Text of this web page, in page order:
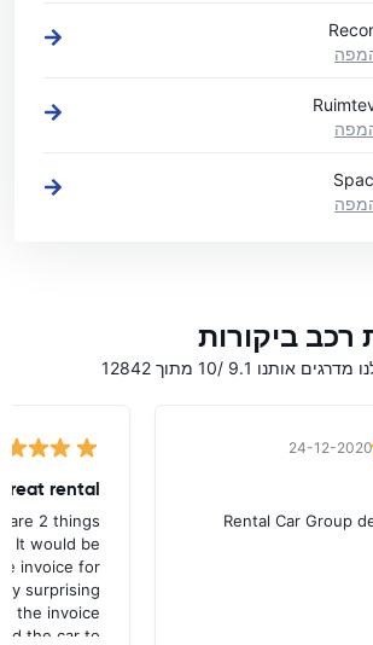
ביקורות
אותנו 9.1 /10 מתוך 12842
24-12-2020
Rental Car Group
rental
are 2 things
It would be
invoice for
surprising
the invoice
the car to